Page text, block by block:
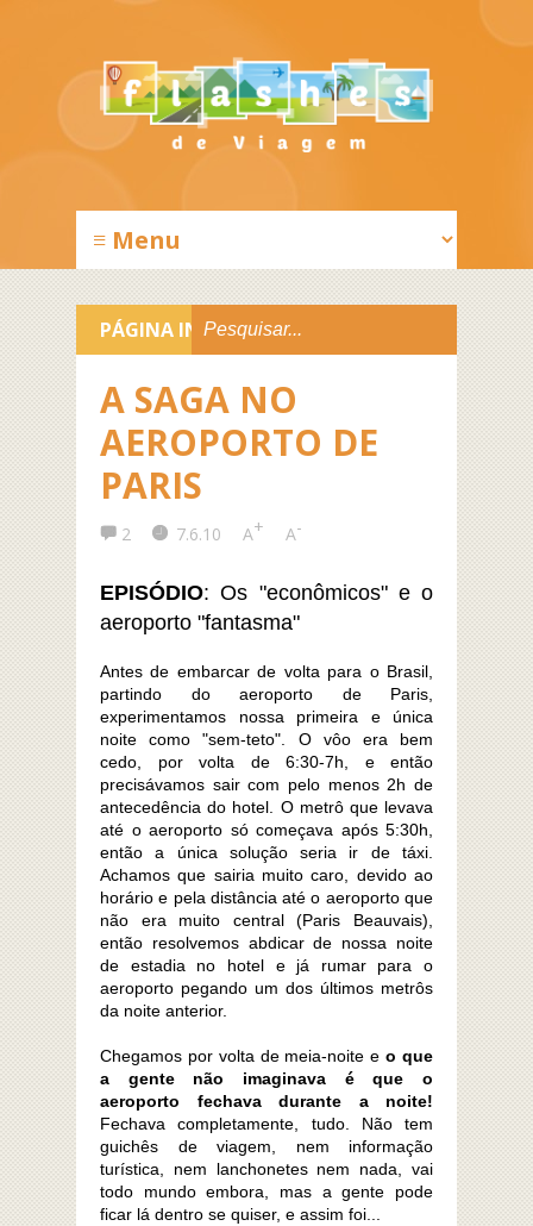
PÁGINA INICIAL >
A SAGA NO
AEROPORTO DE
PARIS
2 7.6.10 A+ A-
EPISÓDIO: Os "econômicos" e o
aeroporto "fantasma"
Antes de embarcar de volta para o Brasil,
partindo do aeroporto de Paris,
experimentamos nossa primeira e única
noite como "sem-teto". O vôo era bem
cedo, por volta de 6:30-7h, e então
precisávamos sair com pelo menos 2h de
antecedência do hotel. O metrô que levava
até o aeroporto só começava após 5:30h,
então a única solução seria ir de táxi.
Achamos que sairia muito caro, devido ao
horário e pela distância até o aeroporto que
não era muito central (Paris Beauvais),
então resolvemos abdicar de nossa noite
de estadia no hotel e já rumar para o
aeroporto pegando um dos últimos metrôs
da noite anterior.
Chegamos por volta de meia-noite eo que
a gente não imaginava é que o
aeroporto fechava durante a noite!
Fechava completamente, tudo. Não tem
guichês de viagem, nem informação
turística, nem lanchonetes nem nada, vai
todo mundo embora, mas a gente pode
ficar lá dentro se quiser, e assim foi...